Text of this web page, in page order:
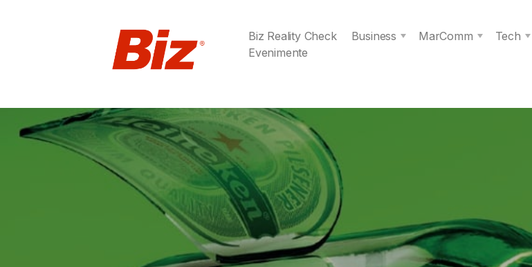
Biz Reality Check Business MarComm Tech
Evenimente